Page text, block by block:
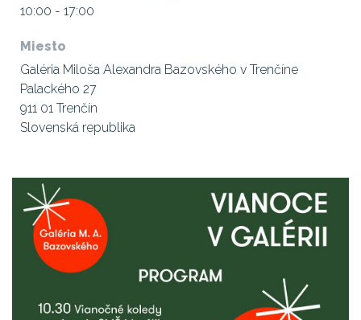
10:00 - 17:00
Miesto
Galéria Miloša Alexandra Bazovského v Trenčíne
Palackého 27
911 01 Trenčín
Slovenská republika